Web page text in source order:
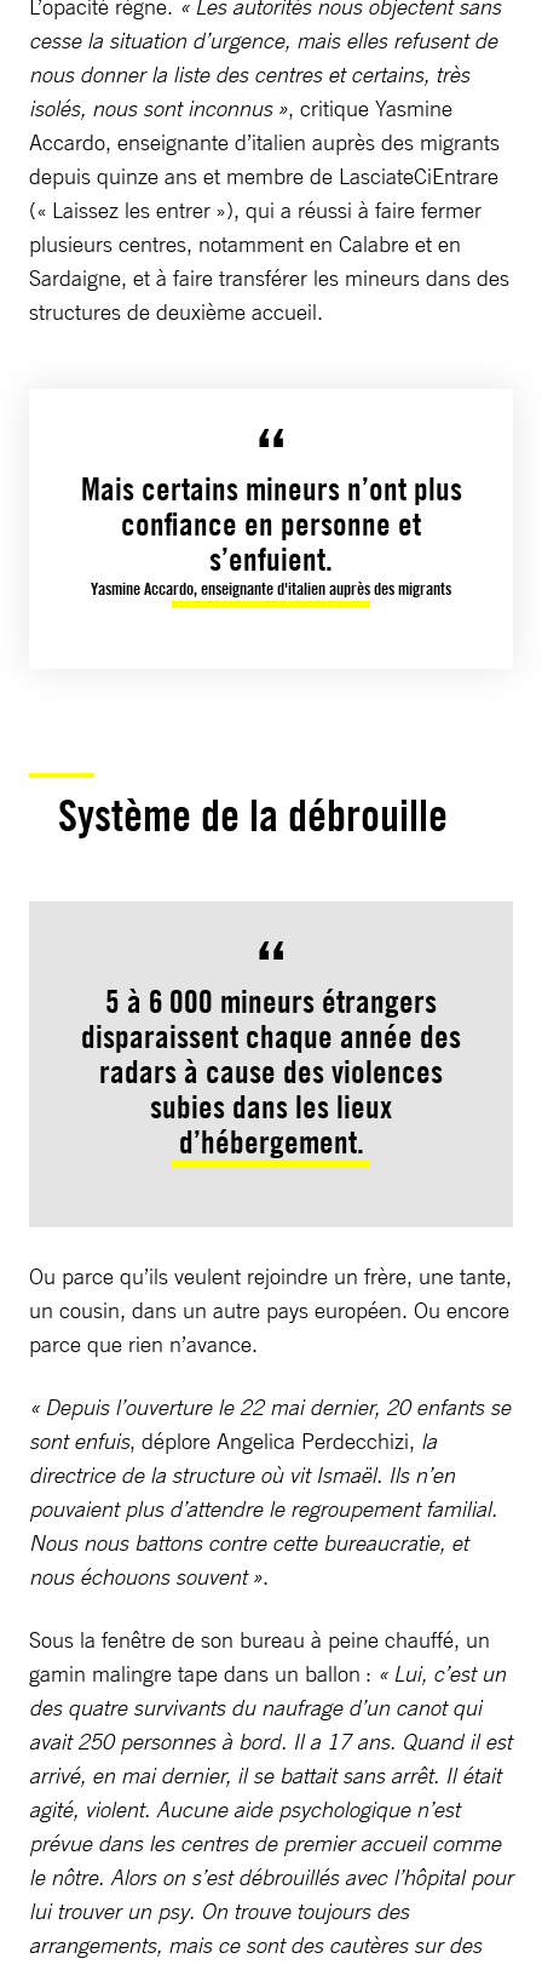
L’opacité règne. « Les autorités nous objectent sans
cesse la situation d’urgence, mais elles refusent de
nous donner la liste des centres et certains, très
isolés, nous sont inconnus », critique Yasmine
Accardo, enseignante d’italien auprès des migrants
depuis quinze ans et membre de LasciateCiEntrare
(« Laissez les entrer »), qui a réussi à faire fermer
plusieurs centres, notamment en Calabre et en
Sardaigne, et à faire transférer les mineurs dans des
structures de deuxième accueil.
Mais certains mineurs n’ont plus
confiance en ­personne et
s’enfuient.
Yasmine Accardo, enseignante d'italien auprès des migrants
Système de la débrouille
5 à 6 000 mineurs étrangers
disparaissent chaque année des
radars à cause des violences
subies dans les lieux
d’hébergement.
Ou parce qu’ils veulent rejoindre un frère, une tante,
un cousin, dans un autre pays européen. Ou encore
parce que rien n’avance.
« Depuis l’ouverture le 22 mai dernier, 20 enfants se
sont enfuis, déplore Angelica Perdecchizi, la
directrice de la structure où vit Ismaël. Ils n’en
pouvaient plus d’attendre le regroupement familial.
Nous nous battons contre cette bureaucratie, et
nous échouons souvent ».
Sous la fenêtre de son bureau à peine chauffé, un
gamin malingre tape dans un ballon : « Lui, c’est un
des quatre survivants du naufrage d’un canot qui
avait 250 personnes à bord. Il a 17 ans. Quand il est
arrivé, en mai dernier, il se battait sans arrêt. Il était
agité, violent. Aucune aide psychologique n’est
prévue dans les centres de premier accueil comme
le nôtre. Alors on s’est débrouillés avec l’hôpital pour
lui trouver un psy. On trouve toujours des
arrangements, mais ce sont des cautères sur des